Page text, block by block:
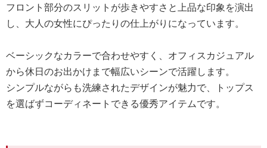
フロント部分のスリットが歩きやすさと上品な印象を演出
し、大人の女性にぴったりの仕上がりになっています。
ベーシックなカラーで合わせやすく、オフィスカジュアル
から休日のお出かけまで幅広いシーンで活躍します。
シンプルながらも洗練されたデザインが魅力で、トップス
を選ばずコーディネートできる優秀アイテムです。